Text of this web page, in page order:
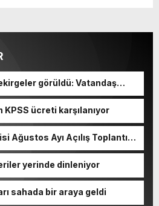
görüldü: Vatandaş
ücreti karşılanıyor
Ağustos Ayı Açılış Toplantısı
yerinde dinleniyor
sahada bir araya geldi